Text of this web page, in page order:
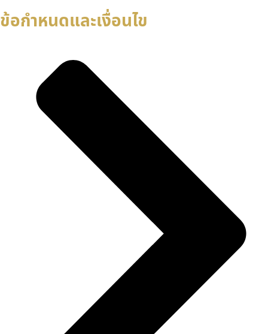
ข้อกำหนดและเงื่อนไข